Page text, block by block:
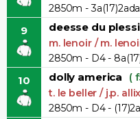
2850m -
9 deesse du
m. lenoir / m.
2850m - D4 -
10 dolly america (
t. le beller / j.p. allix
2850m - D4 -